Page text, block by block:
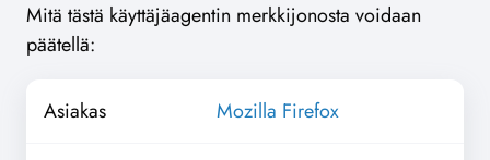
Mitä tästä käyttäjäagentin merkkijonosta voidaan
päätellä:
Asiakas Mozilla Firefox